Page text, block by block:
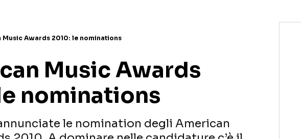
Music Awards 2010: le nominations
Music Awards
nominations
le nomination degli American